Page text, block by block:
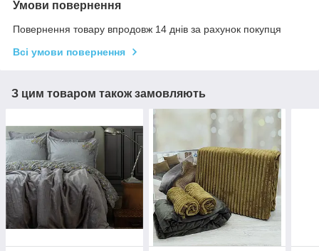
Умови повернення
Повернення товару впродовж 14 днів за рахунок покупця
Всі умови повернення
З цим товаром також замовляють